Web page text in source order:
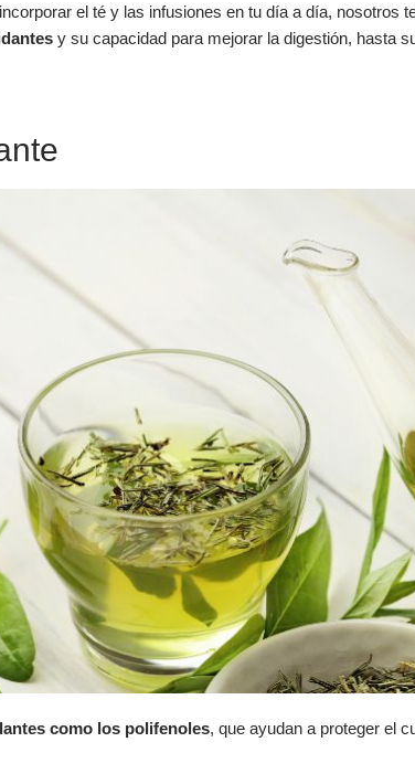
el té y las infusiones en tu día a día, nosotros
y su capacidad para mejorar la digestión, hasta
como los polifenoles, que ayudan a proteger el